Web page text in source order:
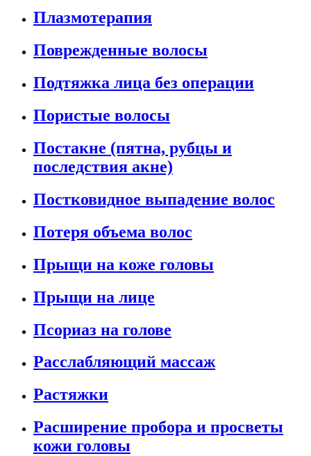
Плазмотерапия
Поврежденные волосы
Подтяжка лица без операции
Пористые волосы
Постакне (пятна, рубцы и
последствия акне)
Постковидное выпадение волос
Потеря объема волос
Прыщи на коже головы
Прыщи на лице
Псориаз на голове
Расслабляющий массаж
Растяжки
Расширение пробора и просветы
кожи головы